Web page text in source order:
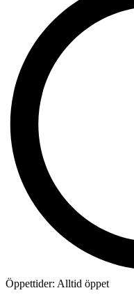
Öppettider: Alltid öppet